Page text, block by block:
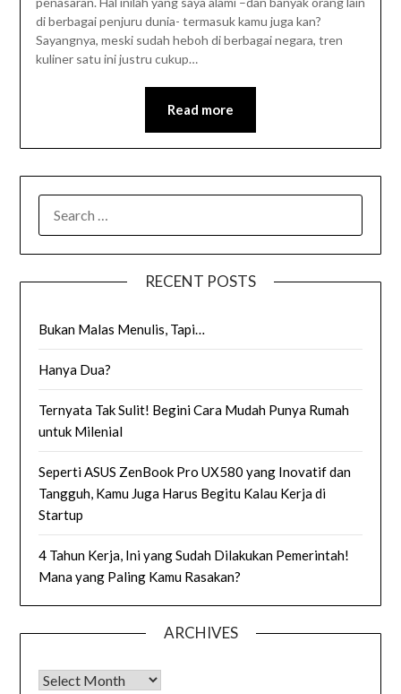
di berbagai penjuru dunia- termasuk kamu juga kan?
Sayangnya, meski sudah heboh di berbagai negara, tren
kuliner satu ini justru cukup…
Read more
FOR:
RECENT POSTS
Bukan Malas Menulis, Tapi…
Hanya Dua?
Ternyata Tak Sulit! Begini Cara Mudah Punya Rumah
untuk Milenial
Seperti ASUS ZenBook Pro UX580 yang Inovatif dan
Tangguh, Kamu Juga Harus Begitu Kalau Kerja di
Startup
4 Tahun Kerja, Ini yang Sudah Dilakukan Pemerintah!
Mana yang Paling Kamu Rasakan?
ARCHIVES
Archives